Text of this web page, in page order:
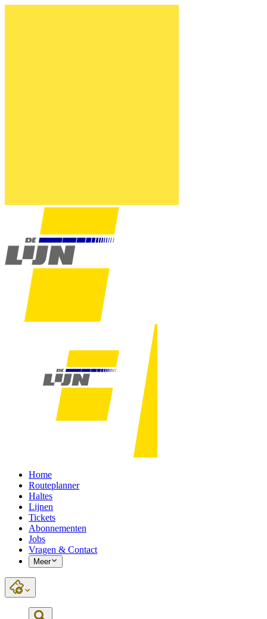
Home
Routeplanner
Haltes
Lijnen
Tickets
Abonnementen
Jobs
Vragen & Contact
Meer